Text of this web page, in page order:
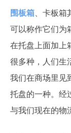
围板箱、卡板箱
可以称作它们为
在托盘上面加上
很多种，人们生
我们在商场里见
托盘的一种。经
与我们现在的物